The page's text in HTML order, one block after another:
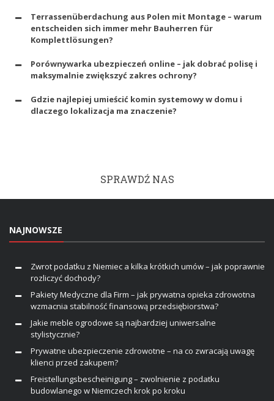
Terrassenüberdachung aus Polen mit Montage – warum
entscheiden sich immer mehr Bauherren für
Komplettlösungen?
Porównywarka ubezpieczeń online – jak dobrać polisę i
maksymalnie zwiększyć zakres ochrony?
Gdzie najlepiej umieścić komin systemowy w domu i
dlaczego lokalizacja ma znaczenie?
SPRAWDŹ NAS
NAJNOWSZE
Zwrot podatku z Niemiec a kilka krótkich umów – jak poprawnie
rozliczyć dochody?
Pakiety Medyczne dla Firm – jak prywatna opieka zdrowotna
wzmacnia stabilność finansową przedsiębiorstwa?
Jakie meble ogrodowe są najbardziej uniwersalne
stylistycznie?
Prywatne ubezpieczenie zdrowotne – na co zwracają uwagę
klienci przed zakupem?
Freistellungsbescheinigung – zwolnienie z podatku
budowlanego w Niemczech krok po kroku